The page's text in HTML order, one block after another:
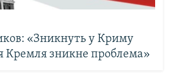
«Зникнуть у Криму
Кремля зникне проблема»